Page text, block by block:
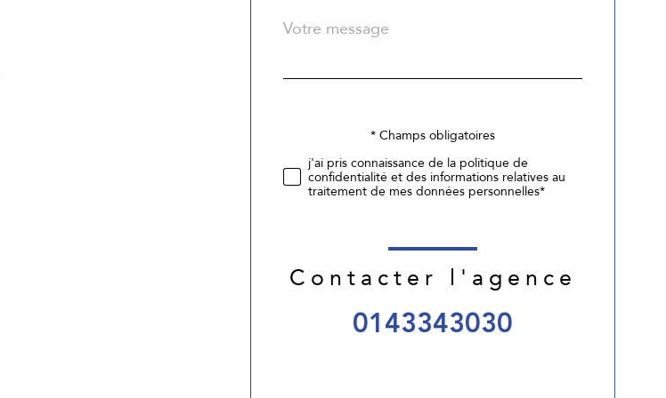
Fieldset
défaut
Message
*
Validation* Champs obligatoires
j'ai pris connaissance de la politique de
confidentialité et des informations relatives au
traitement de mes données personnelles*
Contacter l'agence
0143343030